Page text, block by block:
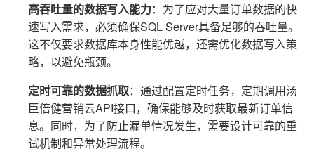
高吞吐量的数据写入能力：为了应对大量订单数据的快
速写入需求，必须确保SQL Server具备足够的吞吐量。
这不仅要求数据库本身性能优越，还需优化数据写入策
略，以避免瓶颈。
定时可靠的数据抓取：通过配置定时任务，定期调用汤
臣倍健营销云API接口，确保能够及时获取最新订单信
息。同时，为了防止漏单情况发生，需要设计可靠的重
试机制和异常处理流程。